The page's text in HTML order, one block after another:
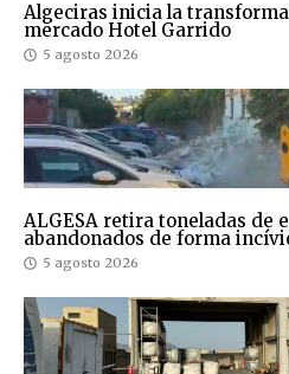
Algeciras inicia la
mercado Hotel Garrido
5 agosto 2026
ALGESA retira toneladas de
abandonados de forma
5 agosto 2026